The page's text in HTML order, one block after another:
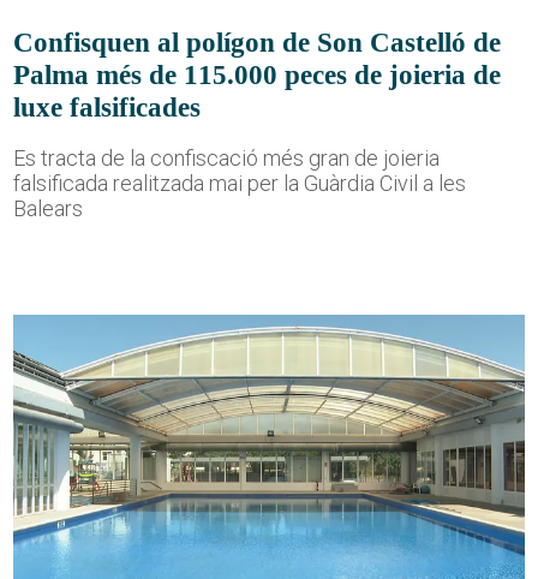
Confisquen al polígon de Son Castelló de
Palma més de 115.000 peces de joieria de
luxe falsificades
Es tracta de la confiscació més gran de joieria
falsificada realitzada mai per la Guàrdia Civil a les
Balears